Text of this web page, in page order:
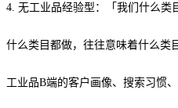
4. 无工业品经验型：「我们什么类
什么类目都做，往往意味着什么类
工业品B端的客户画像、搜索习惯